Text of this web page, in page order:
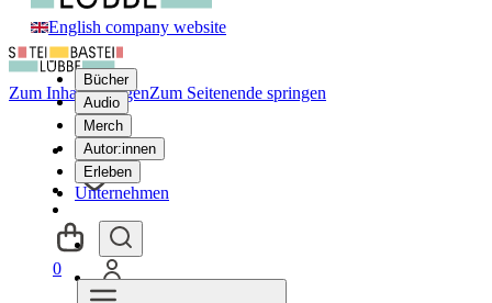
English company website
Bücher
Audio
Merch
Autor:innen
Erleben
Unternehmen
Zum Inhalt springenZum Seitenende springen
0